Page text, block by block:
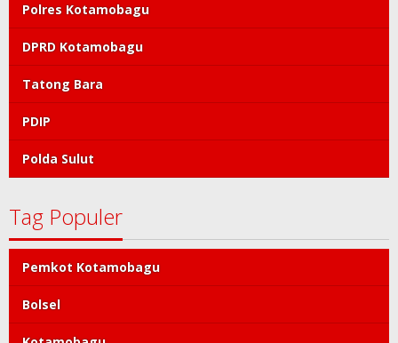
Polres Kotamobagu
DPRD Kotamobagu
Tatong Bara
PDIP
Polda Sulut
Tag Populer
Pemkot Kotamobagu
Bolsel